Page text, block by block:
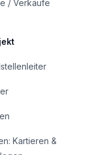
/ Verkäufe
Kartieren &